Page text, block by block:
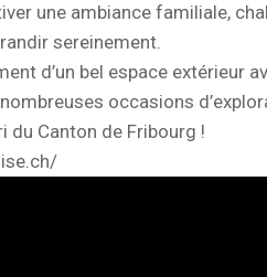
une ambiance familiale,
sereinement.
d’un bel espace extérieur
occasions
du Canton de Fribourg !